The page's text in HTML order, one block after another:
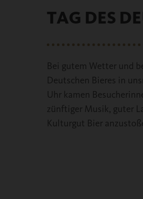
TAG DES
Bei gutem Wetter und
Deutschen Bieres in
Uhr kamen
zünftiger Musik, guter
Kulturgut Bier